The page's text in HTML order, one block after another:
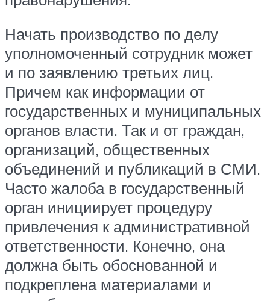
Начать производство по делу
уполномоченный сотрудник может
и по заявлению третьих лиц.
Причем как информации от
государственных и муниципальных
органов власти. Так и от граждан,
организаций, общественных
объединений и публикаций в СМИ.
Часто жалоба в государственный
орган инициирует процедуру
привлечения к административной
ответственности. Конечно, она
должна быть обоснованной и
подкреплена материалами и